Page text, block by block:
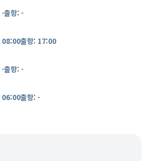
-출항: -
08:00출항: 17:00
-출항: -
06:00출항: -